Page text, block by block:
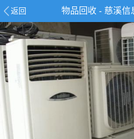
返回 物品回收 - 慈溪信